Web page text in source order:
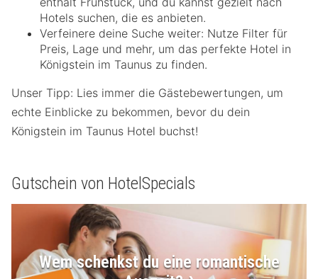
Hotels suchen, die es anbieten.
Verfeinere deine Suche weiter: Nutze Filter für
Preis, Lage und mehr, um das perfekte Hotel in
Königstein im Taunus zu finden.
Unser Tipp: Lies immer die Gästebewertungen, um
echte Einblicke zu bekommen, bevor du dein
Königstein im Taunus Hotel buchst!
Gutschein von HotelSpecials
Wem schenkst du eine romantische